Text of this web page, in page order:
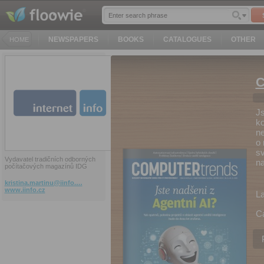
HOME NEWSPAPERS BOOKS CATALOGUES OTHER
Vydavatel tradičních odborných
počítačových magazínů IDG
kristina.martinu@iinfo.…
www.iinfo.cz
o